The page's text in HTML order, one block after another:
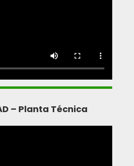
– Planta Técnica